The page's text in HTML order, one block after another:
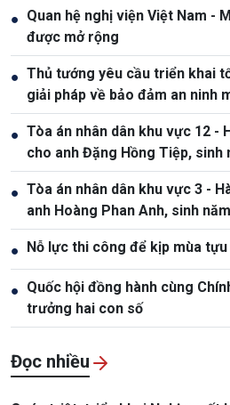
● Quan hệ nghị viện Việt Nam -
được mở rộng
● Thủ tướng yêu cầu triển khai
giải pháp về bảo đảm an ninh
● Tòa án nhân dân khu vực 12 -
cho anh Đặng Hồng Tiệp, sinh
● Tòa án nhân dân khu vực 3 -
anh Hoàng Phan Anh, sinh
● Nỗ lực thi công để kịp mùa
● Quốc hội đồng hành cùng
trưởng hai con số
Đọc nhiều